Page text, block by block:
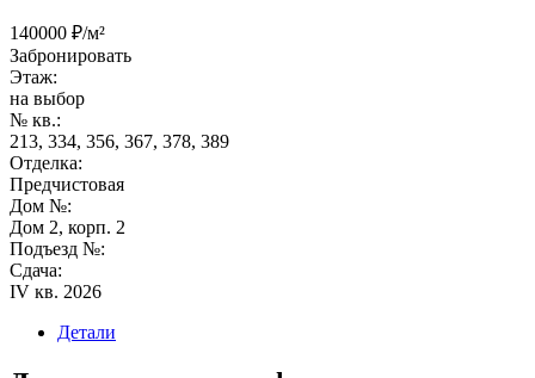
140000 ₽/м²
Забронировать
Этаж:
на выбор
№ кв.:
213, 334, 356, 367, 378, 389
Отделка:
Предчистовая
Дом №:
Дом 2, корп. 2
Подъезд №:
Сдача:
IV кв. 2026
Детали